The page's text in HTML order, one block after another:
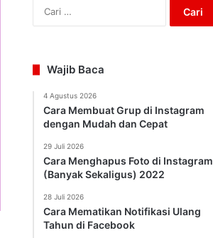
untuk:
Wajib Baca
4 Agustus 2026
Cara Membuat Grup di Instagram
dengan Mudah dan Cepat
29 Juli 2026
Cara Menghapus Foto di Instagram
(Banyak Sekaligus) 2022
28 Juli 2026
Cara Mematikan Notifikasi Ulang
Tahun di Facebook